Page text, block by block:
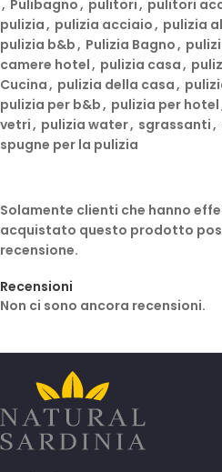
, Pulibagno, pulitori, pulitori
pulizia, pulizia acciaio, pulizia
pulizia b&b, Pulizia Bagno,
camere hotel, pulizia casa,
Cucina, pulizia della casa,
pulizia per b&b, pulizia per hotel
vetri, pulizia water, sgrassanti,
spugne per la pulizia
Recensioni
Non ci sono ancora recensioni.
Solamente clienti che hanno
acquistato questo prodotto
recensione.